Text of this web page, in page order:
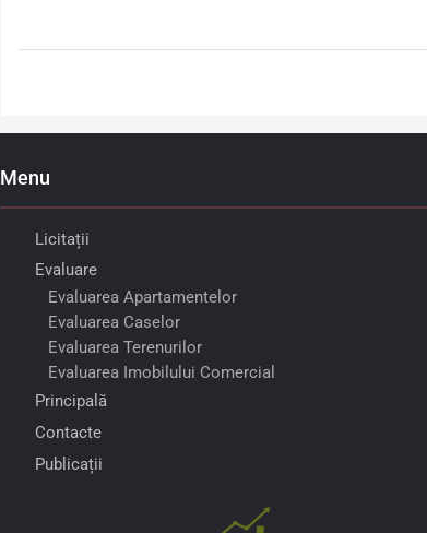
Menu
Licitații
Evaluare
Evaluarea Apartamentelor
Evaluarea Caselor
Evaluarea Terenurilor
Evaluarea Imobilului Comercial
Principală
Contacte
Publicații